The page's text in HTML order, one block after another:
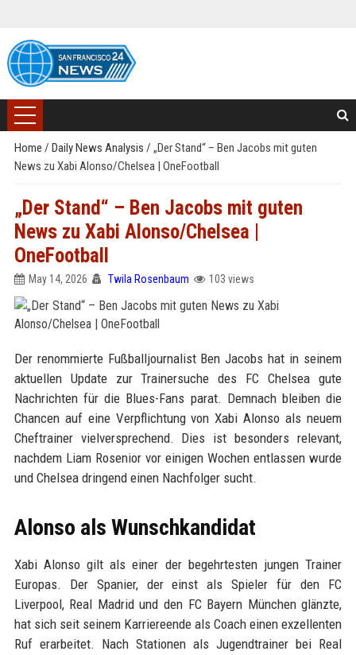
Home / Daily News Analysis / „Der Stand“ – Ben Jacobs mit guten
News zu Xabi Alonso/Chelsea | OneFootball
„Der Stand“ – Ben Jacobs mit guten
News zu Xabi Alonso/Chelsea |
OneFootball
May 14, 2026 Twila Rosenbaum 103 views
Der renommierte Fußballjournalist Ben Jacobs hat in seinem
aktuellen Update zur Trainersuche des FC Chelsea gute
Nachrichten für die Blues-Fans parat. Demnach bleiben die
Chancen auf eine Verpflichtung von Xabi Alonso als neuem
Cheftrainer vielversprechend. Dies ist besonders relevant,
nachdem Liam Rosenior vor einigen Wochen entlassen wurde
und Chelsea dringend einen Nachfolger sucht.
Alonso als Wunschkandidat
Xabi Alonso gilt als einer der begehrtesten jungen Trainer
Europas. Der Spanier, der einst als Spieler für den FC
Liverpool, Real Madrid und den FC Bayern München glänzte,
hat sich seit seinem Karriereende als Coach einen exzellenten
Ruf erarbeitet. Nach Stationen als Jugendtrainer bei Real